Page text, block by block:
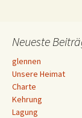
Neueste
glennen
Unsere Heimat
Charte
Kehrung
Lagung